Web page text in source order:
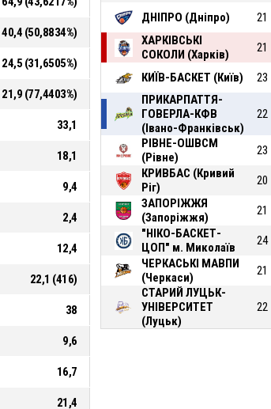
(50,8834%)
(31,6505%)
21,9 (77,4403%)
33,1
18,1
9,4
2,4
12,4
22,1 (416)
38
9,6
16,7
21,4
ДНІПРО (Дніпрo) 21
ХАРКІВСЬКІ
СОКОЛИ (Харків)
21
КИЇВ-БАСКЕТ (Київ) 23
ПРИКАРПАТТЯ-
ГОВЕРЛА-КФВ
(Івано-Франківськ)
22
РІВНЕ-ОШВСМ
(Рівне)
23
КРИВБАС (Кривий
Ріг)
20
ЗАПОРІЖЖЯ
(Запоріжжя)
21
"НІКО-БАСКЕТ-
ЦОП" м. Миколаїв
24
ЧЕРКАСЬКІ МАВПИ
(Черкаси)
21
СТАРИЙ ЛУЦЬК-
УНІВЕРСИТЕТ
(Луцьк)
22